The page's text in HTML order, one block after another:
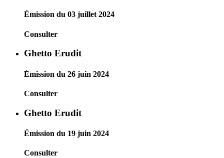
Émission du 03 juillet 2024
Consulter
Ghetto Erudit
Émission du 26 juin 2024
Consulter
Ghetto Erudit
Émission du 19 juin 2024
Consulter